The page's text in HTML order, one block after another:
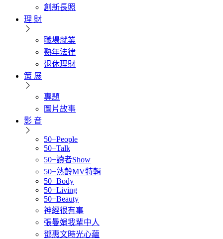
創新長照
理 財
職場就業
熟年法律
退休理財
策 展
專題
圖片故事
影 音
50+People
50+Talk
50+讀者Show
50+熟齡MV特輯
50+Body
50+Living
50+Beauty
神經很有事
張曼娟我輩中人
鄧惠文時光心蘊